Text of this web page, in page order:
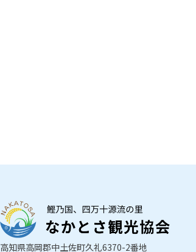
高知県高岡郡中土佐町久礼6370-2番地